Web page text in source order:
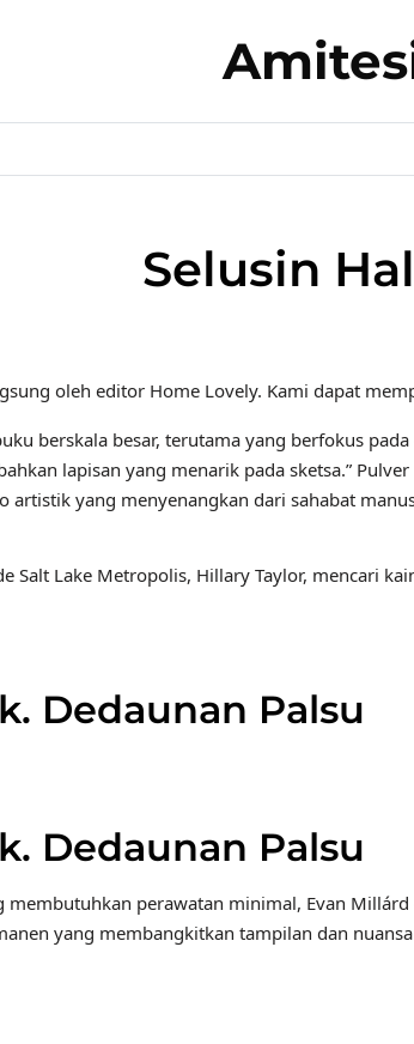
Selusin
oleh editor Home Lovely. Kami dapat
berskala besar, terutama yang berfokus
lapisan yang menarik pada sketsa.”
yang menyenangkan dari sahabat
Salt Lake Metropolis, Hillary Taylor, mencari
Dedaunan Palsu
Dedaunan Palsu
perawatan minimal, Evan
yang membangkitkan tampilan dan